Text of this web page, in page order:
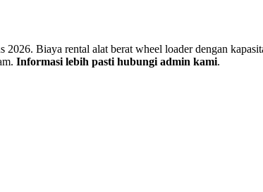
Biaya rental alat berat wheel loader dengan
Informasi lebih pasti hubungi admin kami.